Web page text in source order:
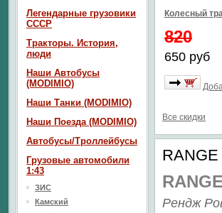
Колесный
820
650 руб
Все скидки
Рендж
Легендарные грузовики
СССР
Тракторы. История,
люди
Наши Автобусы
(MODIMIO)
Наши Танки (MODIMIO)
Наши Поезда (MODIMIO)
Автобусы/Троллейбусы
Грузовые автомобили
1:43
ЗИС
Камский